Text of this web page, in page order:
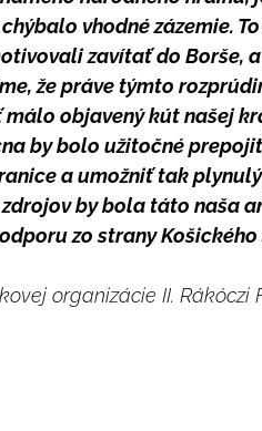
vhodné zázemie.
zavítať do Borše,
že práve týmto
objavený kút našej
by bolo užitočné
a umožniť tak
by bola táto naša
zo strany
organizácie II. Rákóczi